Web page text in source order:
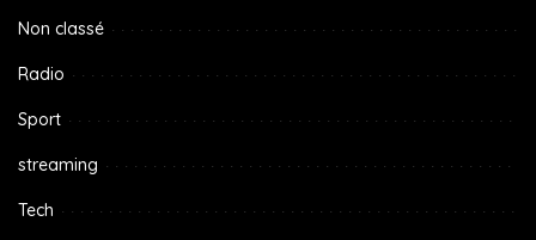
Non classé
Radio
Sport
streaming
Tech